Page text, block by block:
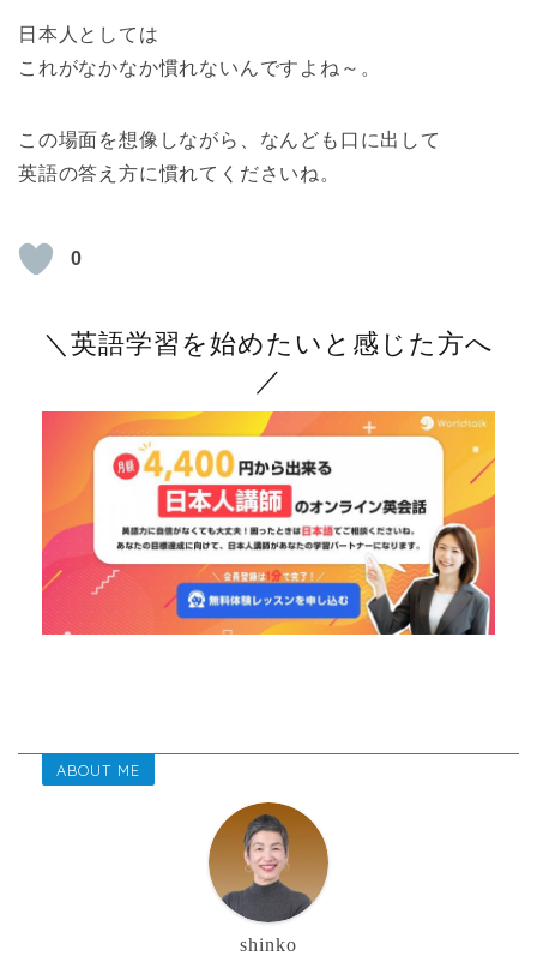
日本人としては
これがなかなか慣れないんですよね～。
この場面を想像しながら、なんども口に出して
英語の答え方に慣れてくださいね。
0
＼英語学習を始めたいと感じた方へ
／
ABOUT ME
shinko